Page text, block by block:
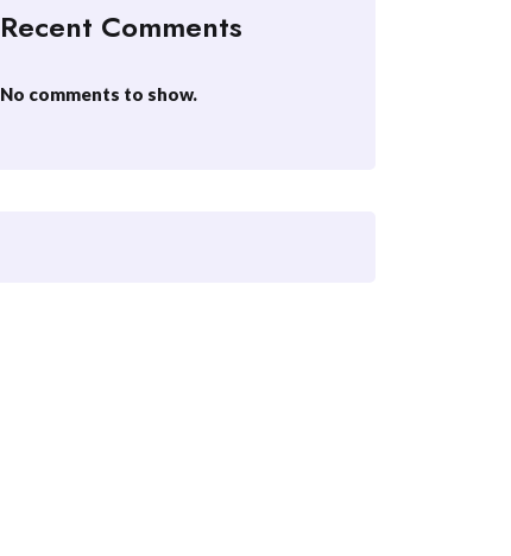
Recent Comments
No comments to show.